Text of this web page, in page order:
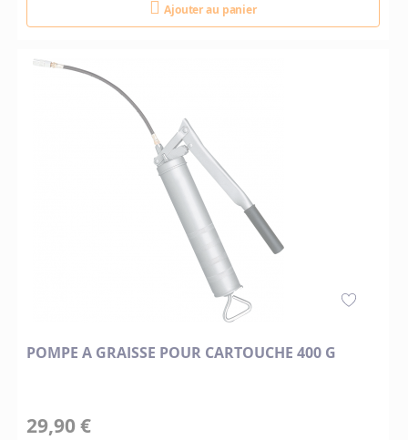
Ajouter au panier
POMPE A GRAISSE POUR CARTOUCHE 400 G
29,90 €